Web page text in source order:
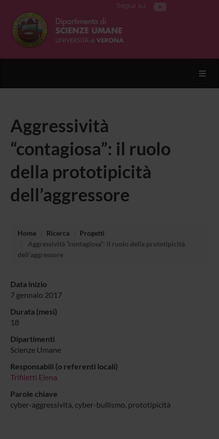
Segui su
Aggressività
“contagiosa”: il ruolo
della prototipicità
dell’aggressore
Home Ricerca
Progetti
Aggressività “contagiosa”: il ruolo della prototipicità
dell’aggressore
Data inizio
7 gennaio 2017
Durata (mesi)
18
Dipartimenti
Scienze Umane
Responsabili (o referenti locali)
Trifiletti Elena
Parole chiave
cyber-aggressività, cyber-bullismo, prototipicità